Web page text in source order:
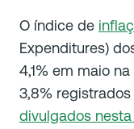
O índice de
Expenditures)
4,1% em maio
3,8%
divulgados